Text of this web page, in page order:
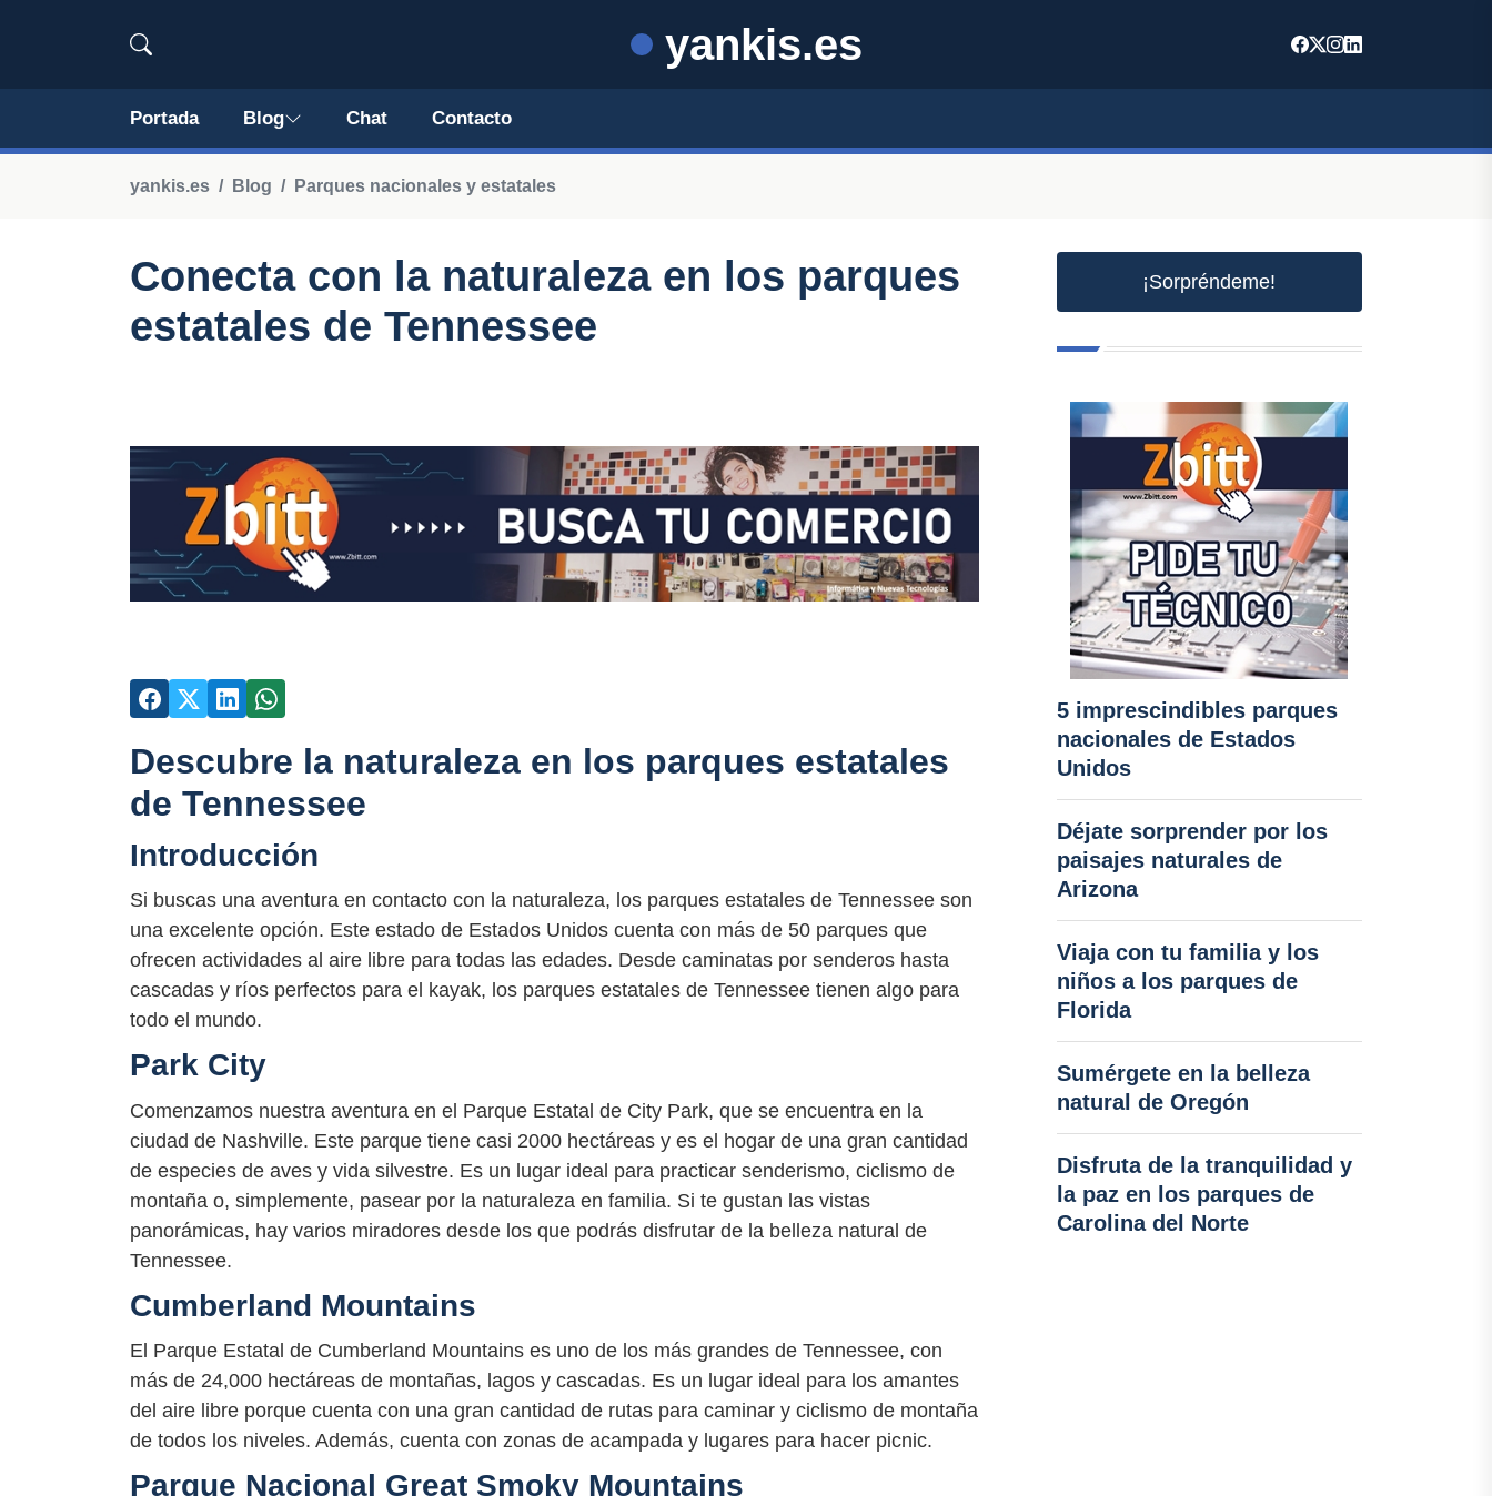
yankis.es
Portada Blog Chat Contacto
yankis.es Blog Parques nacionales y estatales
Conecta con la naturaleza en los parques
estatales de Tennessee
Descubre la naturaleza en los parques estatales
de Tennessee
Introducción
Si buscas una aventura en contacto con la naturaleza, los parques estatales de Tennessee son
una excelente opción. Este estado de Estados Unidos cuenta con más de 50 parques que
ofrecen actividades al aire libre para todas las edades. Desde caminatas por senderos hasta
cascadas y ríos perfectos para el kayak, los parques estatales de Tennessee tienen algo para
todo el mundo.
Park City
Comenzamos nuestra aventura en el Parque Estatal de City Park, que se encuentra en la
ciudad de Nashville. Este parque tiene casi 2000 hectáreas y es el hogar de una gran cantidad
de especies de aves y vida silvestre. Es un lugar ideal para practicar senderismo, ciclismo de
montaña o, simplemente, pasear por la naturaleza en familia. Si te gustan las vistas
panorámicas, hay varios miradores desde los que podrás disfrutar de la belleza natural de
Tennessee.
Cumberland Mountains
El Parque Estatal de Cumberland Mountains es uno de los más grandes de Tennessee, con
más de 24,000 hectáreas de montañas, lagos y cascadas. Es un lugar ideal para los amantes
del aire libre porque cuenta con una gran cantidad de rutas para caminar y ciclismo de montaña
de todos los niveles. Además, cuenta con zonas de acampada y lugares para hacer picnic.
Parque Nacional Great Smoky Mountains
¡Sorpréndeme!
5 imprescindibles parques
nacionales de Estados
Unidos
Déjate sorprender por los
paisajes naturales de
Arizona
Viaja con tu familia y los
niños a los parques de
Florida
Sumérgete en la belleza
natural de Oregón
Disfruta de la tranquilidad y
la paz en los parques de
Carolina del Norte